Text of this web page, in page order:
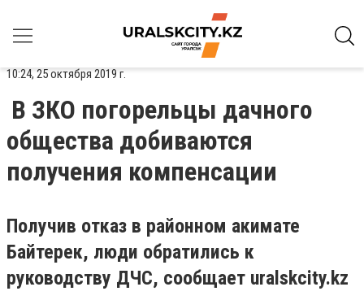
10:24, 25 октября 2019 г.
В ЗКО погорельцы дачного
общества добиваются
получения компенсации
Получив отказ в районном акимате
Байтерек, люди обратились к
руководству ДЧС, сообщает uralskcity.kz